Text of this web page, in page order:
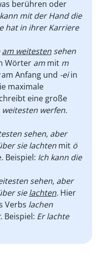
berühren oder
mit der Hand die
hat in ihrer Karriere
am weitesten sehen
Wörter am mit m
am Anfang und -eiin
maximale
eine große
weitesten werfen.
sehen, aber
sie lachten mit ö
Beispiel: Ich kann die
sehen, aber
sielachten. Hier
Verbs lachen
. Beispiel: Er lachte